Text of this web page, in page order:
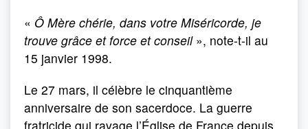
« Ô Mère chérie, dans votre Miséricorde, je
trouve grâce et force et conseil», note-t-il au
15 janvier 1998.
Le 27 mars, il célèbre le cinquantième
anniversaire de son sacerdoce. La guerre
fratricide qui ravage l’Église de France depuis